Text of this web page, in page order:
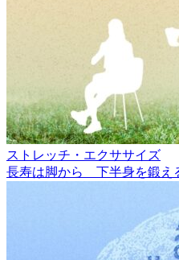
ストレッチ・エクササイズ
長寿は脚から 下半身を鍛え